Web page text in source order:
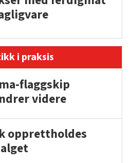
i praksis
flaggskip
videre
opprettholdes